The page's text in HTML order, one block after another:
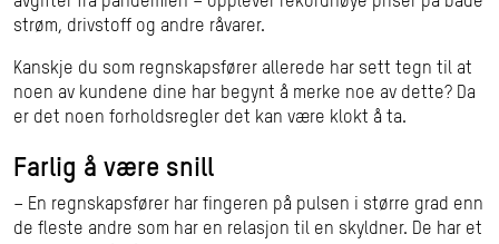
strøm, drivstoff og andre råvarer.
Kanskje du som regnskapsfører allerede har sett tegn til at
noen av kundene dine har begynt å merke noe av dette? Da
er det noen forholdsregler det kan være klokt å ta.
Farlig å være snill
– En regnskapsfører har fingeren på pulsen i større grad enn
de fleste andre som har en relasjon til en skyldner. De har et